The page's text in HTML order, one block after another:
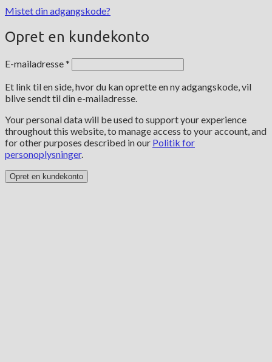
Mistet din adgangskode?
Opret en kundekonto
E-mailadresse*
Et link til en side, hvor du kan oprette en ny adgangskode, vil
blive sendt til din e-mailadresse.
Your personal data will be used to support your experience
throughout this website, to manage access to your account, and
for other purposes described in our Politik for
personoplysninger.
Opret en kundekonto